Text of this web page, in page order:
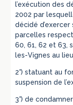
l’exécution des
2002 par
décidé
parcelles
60, 61, 62 et 63,
les-Vignes au
2°) statuant au
suspension de
3°) de